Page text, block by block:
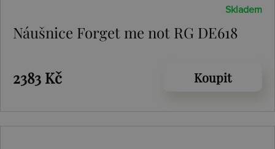
Skladem
Náušnice Forget me not RG DE618
2383 Kč Koupit